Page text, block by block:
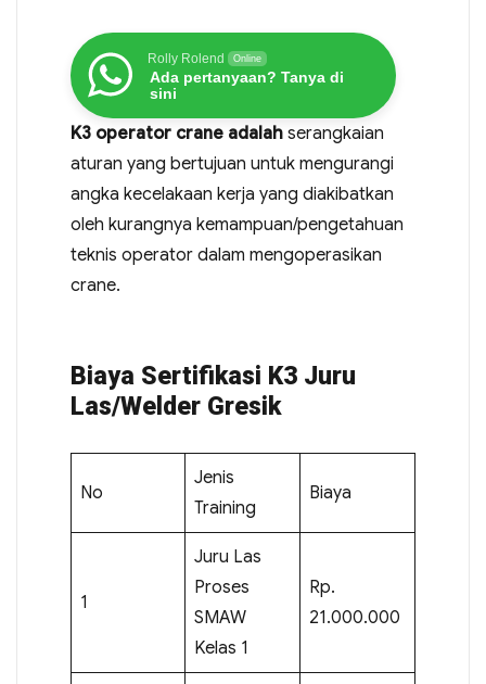
Rolly Rolend Online
Ada pertanyaan? Tanya di
sini
K3 operator crane adalahserangkaian
aturan yang bertujuan untuk mengurangi
angka kecelakaan kerja yang diakibatkan
oleh kurangnya kemampuan/pengetahuan
teknis operator dalam mengoperasikan
crane.
Biaya Sertifikasi K3 Juru
Las/Welder Gresik
No
Jenis
Training
Biaya
1
Juru Las
Proses
SMAW
Kelas 1
Rp.
21.000.000